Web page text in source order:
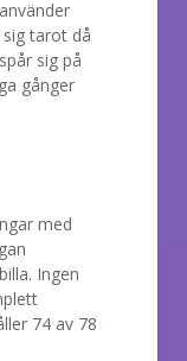
tarot då
sig på
gånger
med
Ingen
74 av 78